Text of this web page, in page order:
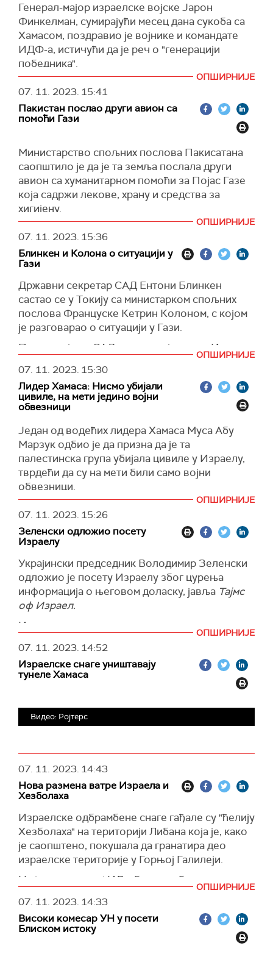
Генерал-мајор израелске војске Јарон
Финкелман, сумирајући месец дана сукоба са
Хамасом, поздравио је војнике и командате
ИДФ-а, истичући да је реч о "генерацији
победника".
"Елиминисали смо десетине команданата,
открили многе тунеле и снажно нападамо
непријатеље", рекао је Финкелман.
Истакао је да израелске трупе све време имају
на уму таоце које држи Хамас.
"Први пут после деценија, ИДФ се бори у срцу
града Газе, у срцу терора. То је сложен и тежак
рат. Нећемо мировати, нећемо стати док не
испунимо своју мисију — до победе", навео
је Финкелман.
(Тајмс од Израел)
ОПШИРНИЈЕ
07. 11. 2023. 15:41
Пакистан послао други авион са
помоћи Гази
Министарство спољних послова Пакисатана
саопштило је да је та земља послала други
авион са хуманитарном помоћи за Појас Газе
која садржи лекове, храну и средства за
хигијену.
Авион, који превози помоћ за Газу, отпутовао
је из Пакистана за Египат, наводи се у
саопштењу.
спољних послова Џалил Абас Џилани
"изразио пуну солидарност Пакистана са
палестинском браћом и сестрама" и осудио
Израел због несразмерне употребе силе
против цивила у Гази.
Прва пошиљка помоћи је 19. октобра послата
из Пакистана за Газу.
(Си-Ен-Ен)
ОПШИРНИЈЕ
07. 11. 2023. 15:36
Блинкен и Колона о ситуацији у
Гази
Државни секретар САД Ентони Блинкен
састао се у Токију са министарком спољних
послова Француске Кетрин Колоном, с којом
је разговарао о ситуацији у Гази.
Поновио је да САД подржавају право Израела
да се брани, али у складу са међународним
хуманитарним правом, саопштено је из
америчког Стејт департмента.
Блинкен се захвалио Француској на "њеном
вођству у осуди ужасних напада Хамаса на
Израел, као и на пружању хуманитарне помоћи
палестинском народу".
Блинкен је раније данас допутовао у Јапан на
састанак шефова дипломатија Г7.
ОПШИРНИЈЕ
07. 11. 2023. 15:30
Лидер Хамаса: Нисмо убијали
цивиле, на мети једино војни
обвезници
Један од водећих лидера Хамаса Муса Абу
Марзук одбио је да призна да је та
палестинска група убијала цивиле у Израелу,
тврдећи да су на мети били само војни
обвезници.
Марзук, који је заменик политичког лидера
Хамаса, рекао је за
и цивили изузети" од напада Хамаса.
великим бројем доказа да су припадници
Хамаса пуцали на ненаоружане одрасле и
децу, наводи британски јавни сервис.
Хамаса и сведочења из прве руке дата
медијима.
Марзука је Министарство финансија САД
означило као глобалног терористу и
координацију и финансирање активности
Хамаса.
ОПШИРНИЈЕ
07. 11. 2023. 15:26
Зеленски одложио посету
Израелу
Украјински председник Володимир Зеленски
одложио је посету Израелу због цурења
информација о његовом доласку, јавља Тајмс
оф Израел.
Израелски дипломатски извори кажу да се и
даље очекује да ће Зеленски посетити Тел
Авив, али да се засад не зна датум.
(Тајмс од Израел)
ОПШИРНИЈЕ
07. 11. 2023. 14:52
Израелске снаге уништавају
тунеле Хамаса
Видео: Ројтерс
07. 11. 2023. 14:43
Нова размена ватре Израела и
Хезболаха
Израелске одбрамбене снаге гађале су "ћелију
Хезболаха" на територији Либана која је, како
је саопштено, покушала да гранатира део
израелске територије у Горњој Галилеји.
На један положај ИД у близини бедуинског
села Арамша у западној Галилеји пуцано је,
саопштила је израелска војска.
Трупе су одговориле артиљеријском ватром
ОПШИРНИЈЕ
07. 11. 2023. 14:33
Високи комесар УН у посети
Блиском истоку